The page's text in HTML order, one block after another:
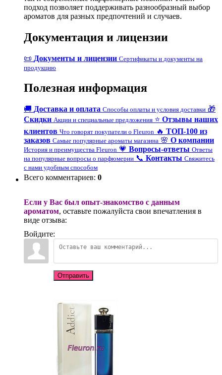
подход позволяет поддерживать разнообразный выбор
ароматов для разных предпочтений и случаев.
Документация и лицензии
📜 Документы и лицензии Сертификаты и документы на
продукцию
Полезная информация
🚚 Доставка и оплата Способы оплаты и условия доставки 🎁
Скидки Акции и специальные предложения ⭐ Отзывы наших
клиентов Что говорят покупатели о Fleuron 🔥 ТОП-100 из
заказов Самые популярные ароматы магазина 🌸 О компании
История и преимущества Fleuron 💗 Вопросы-ответы Ответы
на популярные вопросы о парфюмерии 📞 Контакты Свяжитесь
с нами удобным способом
Всего комментариев: 0
Если у Вас был опыт-знакомство с данным
ароматом, оставьте пожалуйста свои впечатления в
виде отзыва:
Войдите:
Отправить